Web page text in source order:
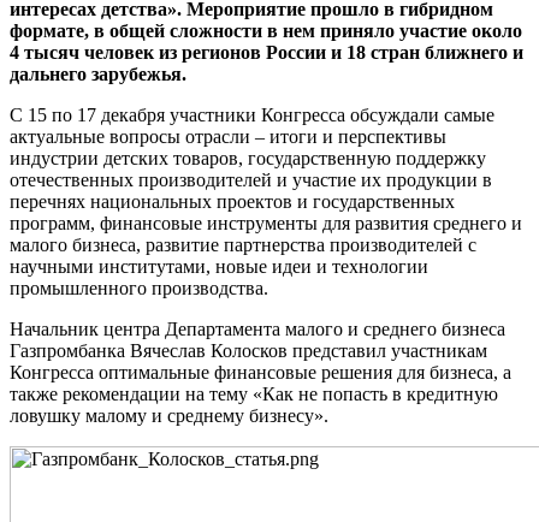
интересах детства». Мероприятие прошло в гибридном
формате, в общей сложности в нем приняло участие около
4 тысяч человек из регионов России и 18 стран ближнего и
дальнего зарубежья.
С 15 по 17 декабря участники Конгресса обсуждали самые
актуальные вопросы отрасли – итоги и перспективы
индустрии детских товаров, государственную поддержку
отечественных производителей и участие их продукции в
перечнях национальных проектов и государственных
программ, финансовые инструменты для развития среднего и
малого бизнеса, развитие партнерства производителей с
научными институтами, новые идеи и технологии
промышленного производства.
Начальник центра Департамента малого и среднего бизнеса
Газпромбанка Вячеслав Колосков представил участникам
Конгресса оптимальные финансовые решения для бизнеса, а
также рекомендации на тему «Как не попасть в кредитную
ловушку малому и среднему бизнесу».